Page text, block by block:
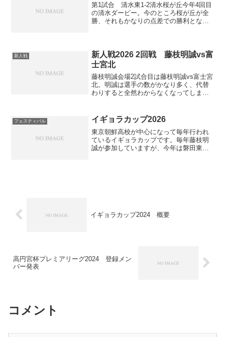
第1試合 清水東1-2清水桜が丘今年4回目
の清水ダービー。今のところ桜が丘が全
勝、それもかなりの点差での勝利となっ
◯高とか炎のファイ...
新人戦
新人戦2026 2回戦 藤枝明誠vs富
士宮北
藤枝明誠会場2試合目は藤枝明誠vs富士宮
北。明誠は選手の数がかなり多く、代替
わりすると全然わからなくなってしまう
小杉宇海、DF西野彪雅、DF乙黒太希、
DF河...
フェスティバル イギョラカップ2026
東京朝鮮高校が中心になって毎年行われ
ているイギョラカップです。毎年藤枝明
誠が参加していますが、今年は磐田東も
イギョラカップ2024 概要
高円宮杯プレミアリーグ2024 登録メン
バー発表
コメント